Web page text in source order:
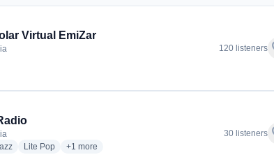
Virtual EmiZar
stations
120 listeners
stations
radio stations
Lite Popradio stations
+1 more genres for Santa Clara Radio
more
30 listeners